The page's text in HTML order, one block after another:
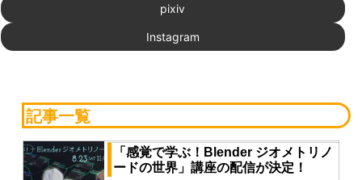
pixiv
Instagram
記事一覧
「感覚で学ぶ！Blender ジオメトリノ
ードの世界」講座の配信が決定！